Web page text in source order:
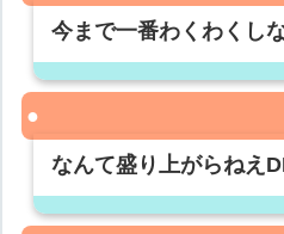
今まで一番わくわくし
なんて盛り上がらねえ